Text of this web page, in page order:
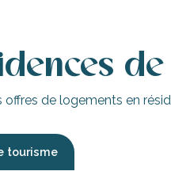
de logements en
tourisme